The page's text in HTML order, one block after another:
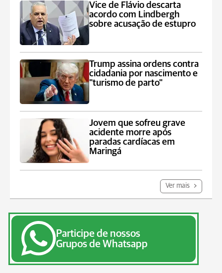
Vice de Flávio descarta
acordo com Lindbergh
sobre acusação de estupro
Trump assina ordens contra
cidadania por nascimento e
"turismo de parto"
Jovem que sofreu grave
acidente morre após
paradas cardíacas em
Maringá
Ver mais
Participe de nossos
Grupos de Whatsapp